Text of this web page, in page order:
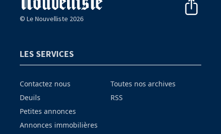
© Le Nouvelliste 2026
LES SERVICES
Contactez nous
Deuils
Petites annonces
Annonces immobilières
Toutes nos archives
RSS